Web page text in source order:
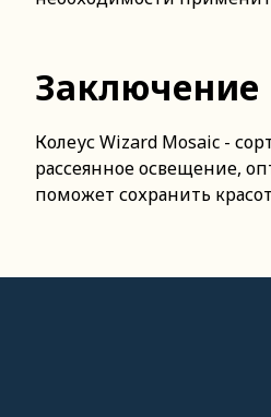
Заключение
Колеус Wizard Mosaic -
рассеянное освещение,
поможет сохранить